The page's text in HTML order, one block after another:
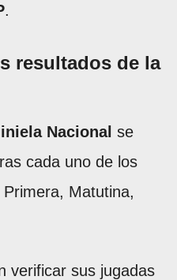
.
resultados de la
Nacional se
cada uno de los
Matutina,
verificar sus jugadas